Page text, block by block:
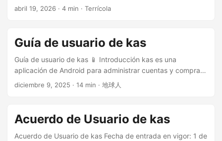
objetivo principal es monitorizar localmente el estado de
instalar y abrir la app Charged, sigue la guía para conceder
los permisos necesarios (como notificaciones, ignorar
optimización de batería, etc.). Cada vez que cargues el
dispositivo, abre la app manualmente. La app monitorizará
automáticamente el estado de la batería durante la carga
y, cuando esté completamente cargada, emitirá por voz tu
esté completamente cargada, simplemente desconecta el
cargador y la app se cerrará automáticamente. No es
necesario pulsar ningún botón en la pantalla. En los ajustes
abril 19, 2026 · 4 min · Terrícola
Guía de usuario de kas
Guía de usuario de kas 📱 Introducción kas es una
aplicación de Android para administrar cuentas y comprar
aplicaciones. Con kas, puedes: 🔐 Administrar tus cuentas
tamaño, calificación, etc.) 📥 Administrar el historial de
compras de aplicaciones 🌍 Soporte para cambiar entre
tiendas de aplicaciones de múltiples países/regiones ⚠️
diciembre 9, 2025 · 14 min · 地球人
Acuerdo de Usuario de kas
Acuerdo de Usuario de kas Fecha de entrada en vigor: 1 de